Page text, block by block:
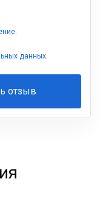
.
данных.
отзыв